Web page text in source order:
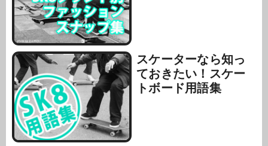
スケーターなら知っ
ておきたい！スケー
トボード用語集